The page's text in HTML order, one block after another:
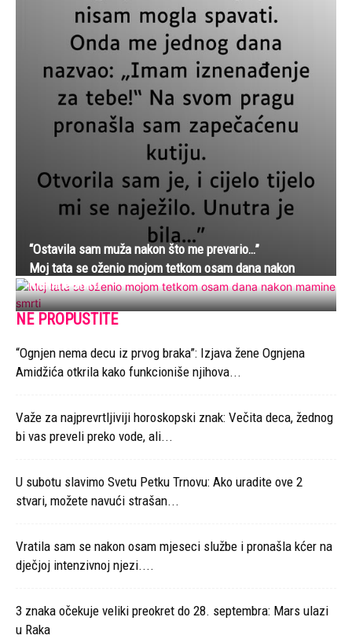
“Ostavila sam muža nakon što me prevario…”
Moj tata se oženio mojom tetkom osam dana nakon
mamine smrti
NE PROPUSTITE
“Ognjen nema decu iz prvog braka”: Izjava žene Ognjena
Amidžića otkrila kako funkcioniše njihova...
Važe za najprevrtljiviji horoskopski znak: Večita deca, žednog
bi vas preveli preko vode, ali...
U subotu slavimo Svetu Petku Trnovu: Ako uradite ove 2
stvari, možete navući strašan...
Vratila sam se nakon osam mjeseci službe i pronašla kćer na
dječjoj intenzivnoj njezi....
3 znaka očekuje veliki preokret do 28. septembra: Mars ulazi
u Raka